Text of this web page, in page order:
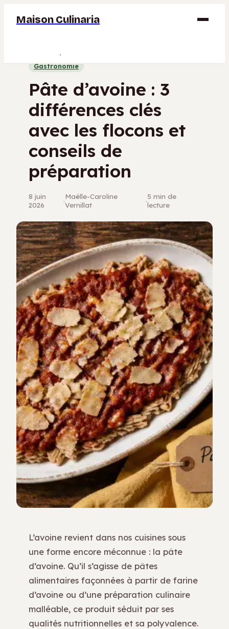
Maison Culinaria
Gastronomie
Gastronomie
Pâte d’avoine : 3
différences clés
avec les flocons et
conseils de
préparation
8 juin
2026
·Maëlle-Caroline
Vernillat
·5 min de
lecture
L’avoine revient dans nos cuisines sous
une forme encore méconnue : la pâte
d’avoine. Qu’il s’agisse de pâtes
alimentaires façonnées à partir de farine
d’avoine ou d’une préparation culinaire
malléable, ce produit séduit par ses
qualités nutritionnelles et sa polyvalence.